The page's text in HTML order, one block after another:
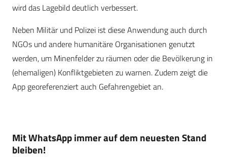
wird das Lagebild deutlich verbessert.
Neben Militär und Polizei ist diese Anwendung auch durch
NGOs und andere humanitäre Organisationen genutzt
werden, um Minenfelder zu räumen oder die Bevölkerung in
(ehemaligen) Konfliktgebieten zu warnen. Zudem zeigt die
App georeferenziert auch Gefahrengebiet an.
Mit WhatsApp immer auf dem neuesten Stand
bleiben!